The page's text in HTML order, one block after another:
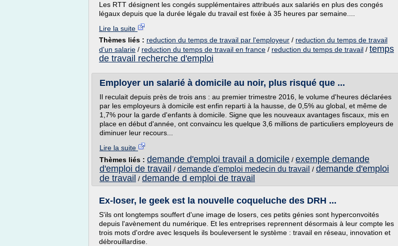
Les RTT désignent les congés supplémentaires attribués aux salariés en plus des congés
légaux depuis que la durée légale du travail est fixée à 35 heures par semaine....
Lire la suite
Thèmes liés : reduction du temps de travail par l'employeur / reduction du temps de travail
d'un salarie / reduction du temps de travail en france / reduction du temps de travail / temps
de travail recherche d'emploi
Employer un salarié à domicile au noir, plus risqué que ...
Il reculait depuis près de trois ans : au premier trimestre 2016, le volume d'heures déclarées
par les employeurs à domicile est enfin reparti à la hausse, de 0,5% au global, et même de
1,7% pour la garde d'enfants à domicile. Signe que les nouveaux avantages fiscaux, mis en
place en début d'année, ont convaincu les quelque 3,6 millions de particuliers employeurs de
diminuer leur recours...
Lire la suite
Thèmes liés : demande d'emploi travail a domicile / exemple demande
d'emploi de travail / demande d'emploi medecin du travail / demande d'emploi
de travail / demande d emploi de travail
Ex-loser, le geek est la nouvelle coqueluche des DRH ...
S'ils ont longtemps souffert d'une image de losers, ces petits génies sont hyperconvoités
depuis l'avènement du numérique. Et les entreprises reprennent désormais à leur compte les
trois mots d'ordre avec lesquels ils bouleversent le système : travail en réseau, innovation et
débrouillardise.